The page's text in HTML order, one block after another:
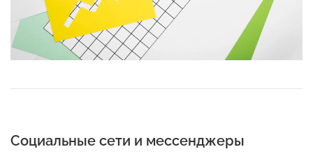
Социальные сети и мессенджеры